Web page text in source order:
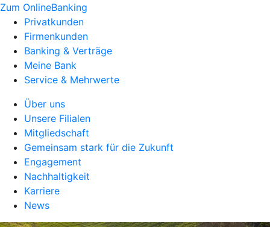
Zum OnlineBanking
Privatkunden
Firmenkunden
Banking & Verträge
Meine Bank
Service & Mehrwerte
Über uns
Unsere Filialen
Mitgliedschaft
Gemeinsam stark für die Zukunft
Engagement
Nachhaltigkeit
Karriere
News